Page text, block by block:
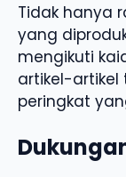
Tidak hanya
yang
mengikuti
artikel-artikel
peringkat